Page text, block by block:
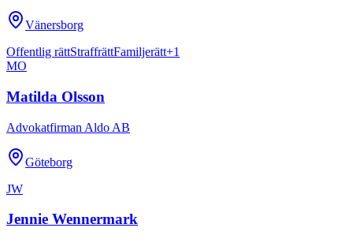
Vänersborg
Offentlig rättStraffrättFamiljerätt+1
MO
Matilda Olsson
Advokatfirman Aldo AB
Göteborg
JW
Jennie Wennermark